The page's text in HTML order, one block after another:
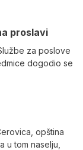
proslavi
za poslove
dogodio se
opština
u tom naselju,